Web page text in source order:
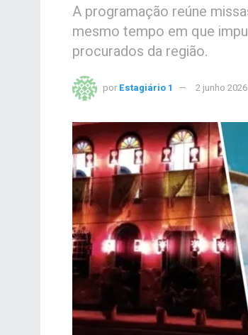
A programação reúne
mesmo tempo em que
procurados da região.
por Estagiário 1 2 junho